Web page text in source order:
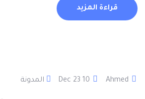
قراءة المزيد
المدونة